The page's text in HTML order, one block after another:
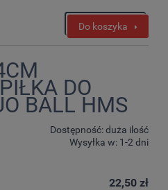
Do koszyka
DO
BALL HMS
Dostępność:duża ilość
Wysyłka w: 1-2 dni
22,50 zł